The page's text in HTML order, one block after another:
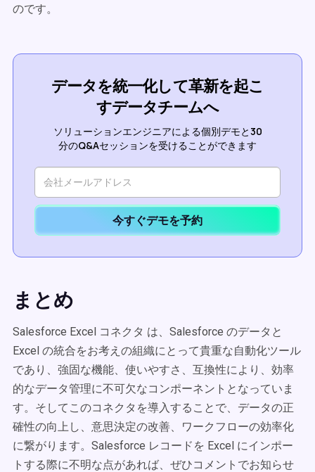
のです。
データを統一化して革新を起こ
すデータチームへ
ソリューションエンジニアによる個別デモと30
分のQ&Aセッションを受けることができます
今すぐデモを予約
まとめ
Salesforce Excel コネクタ は、Salesforce のデータと
Excel の統合をお考えの組織にとって貴重な自動化ツール
であり、強固な機能、使いやすさ、互換性により、効率
的なデータ管理に不可欠なコンポーネントとなっていま
す。そしてこのコネクタを導入することで、データの正
確性の向上し、意思決定の改善、ワークフローの効率化
に繋がります。Salesforce レコードを Excel にインポー
トする際に不明な点があれば、ぜひコメントでお知らせ